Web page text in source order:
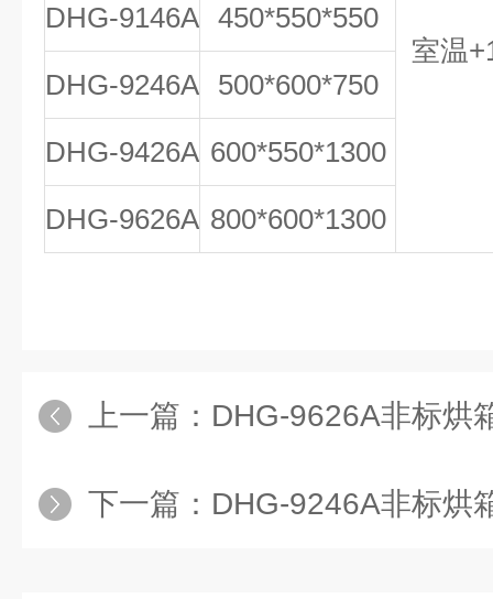
室温
DHG-9146A 450*550*550
DHG-9246A 500*600*750
DHG-9426A 600*550*1300
DHG-9626A 800*600*1300
上一篇： DHG-9626A非标烘
下一篇： DHG-9246A非标烘